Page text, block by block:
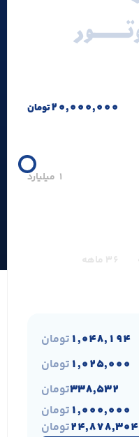
20,000,000تومان
1 میلیارد
36 ماهه
1,048,194 تومان
1,025,000 تومان
338,532تومان
1,000,000 تومان
24,878,304تومان